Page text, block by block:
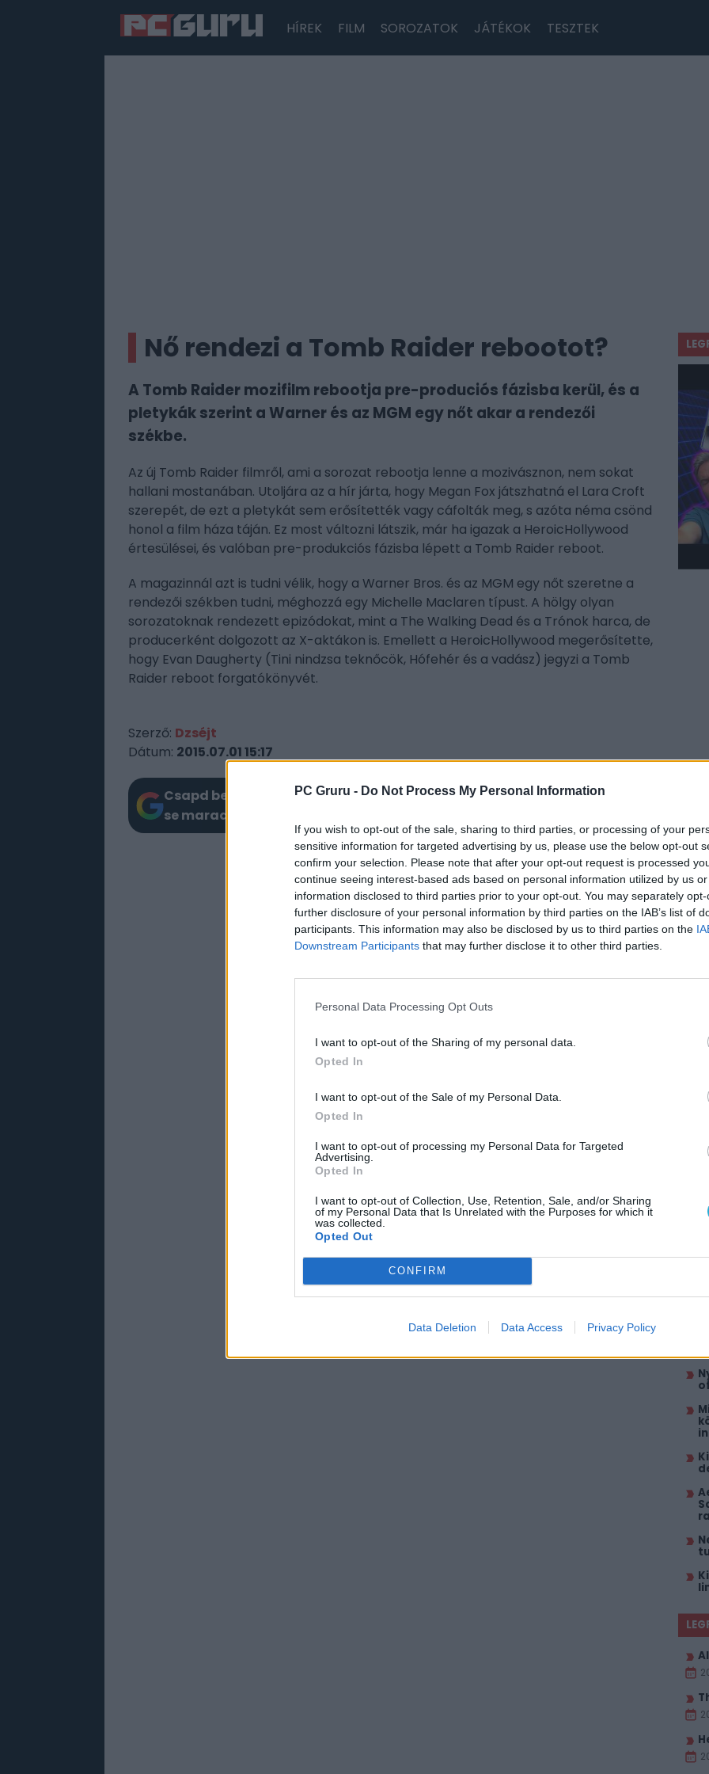
PC Gruru - Do Not Process My Personal Information
If you wish to opt-out of the sale, sharing to third parties, or processing of your
sensitive information for targeted advertising by us, please use the below opt-out
confirm your selection. Please note that after your opt-out request is processed
continue seeing interest-based ads based on personal information utilized by us
information disclosed to third parties prior to your opt-out. You may separately
further disclosure of your personal information by third parties on the IAB’s list of
participants. This information may also be disclosed by us to third parties on the
Downstream Participants that may further disclose it to other third parties.
Personal Data Processing Opt Outs
I want to opt-out of the Sharing of my personal data.
Opted In
I want to opt-out of the Sale of my Personal Data.
Opted In
I want to opt-out of processing my Personal Data for Targeted
Advertising.
Opted In
I want to opt-out of Collection, Use, Retention, Sale, and/or Sharing
of my Personal Data that Is Unrelated with the Purposes for which it
was collected.
Opted Out
CONFIRM
Data Deletion Data Access Privacy Policy
HÍREK FILM SOROZATOK JÁTÉKOK TESZTEK
Nő rendezi a Tomb Raider rebootot?
A Tomb Raider mozifilm rebootja pre-produciós fázisba kerül, és a
pletykák szerint a Warner és az MGM egy nőt akar a rendezői
székbe.
Az új Tomb Raider filmről, ami a sorozat rebootja lenne a mozivásznon, nem sokat
hallani mostanában. Utoljára az a hír járta, hogy Megan Fox játszhatná el Lara Croft
szerepét, de ezt a pletykát sem erősítették vagy cáfolták meg, s azóta néma csönd
honol a film háza táján. Ez most változni látszik, már ha igazak a HeroicHollywood
értesülései, és valóban pre-produkciós fázisba lépett a Tomb Raider reboot.
A magazinnál azt is tudni vélik, hogy a Warner Bros. és az MGM egy nőt szeretne a
rendezői székben tudni, méghozzá egy Michelle Maclaren típust. A hölgy olyan
sorozatoknak rendezett epizódokat, mint a The Walking Dead és a Trónok harca, de
producerként dolgozott az X-aktákon is. Emellett a HeroicHollywood megerősítette,
hogy Evan Daugherty (Tini nindzsa teknőcök, Hófehér és a vadász) jegyzi a Tomb
Raider reboot forgatókönyvét.
Szerző: Dzséjt
Dátum: 2015.07.01 15:17
Csapd be az AI-t! Állítsd be itt, hogy a PC Guru tartalmairól véletlenül
se maradj le a Google-ben.